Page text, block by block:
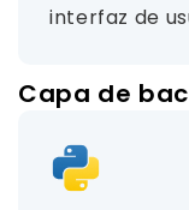
interfaz de
Capa de